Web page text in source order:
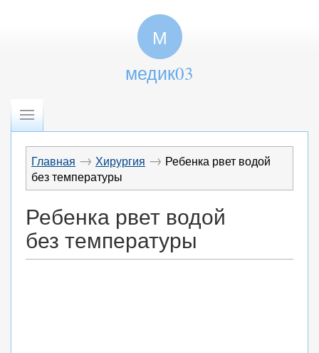
М
медик03
Главная → Хирургия → Ребенка рвет водой
без температуры
Ребенка рвет водой
без температуры